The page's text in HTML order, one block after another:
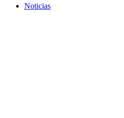
Noticias